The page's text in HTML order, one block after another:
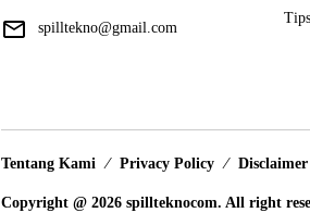
spilltekno@gmail.com
Tips
Tentang Kami Privacy Policy Disclaimer
Copyright @ 2026 spillteknocom. All right